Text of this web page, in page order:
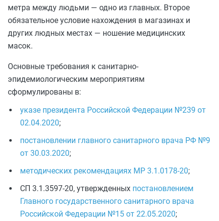
метра между людьми — одно из главных. Второе
обязательное условие нахождения в магазинах и
других людных местах — ношение медицинских
масок.
Основные требования к санитарно-
эпидемиологическим мероприятиям
сформулированы в:
указе президента Российской Федерации №239 от
02.04.2020;
постановлении главного санитарного врача РФ №9
от 30.03.2020;
методических рекомендациях МР 3.1.0178-20;
СП 3.1.3597-20, утвержденных постановлением
Главного государственного санитарного врача
Российской Федерации №15 от 22.05.2020;